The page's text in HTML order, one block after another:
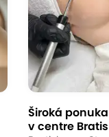
Široká
v centre